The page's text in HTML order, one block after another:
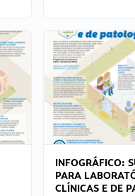
INFOGRÁFICO:
PARA
CLÍNICAS E DE